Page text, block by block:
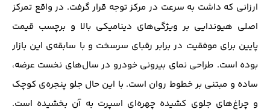
ارزانی که داشت به سرعت در مرکز توجه قرار ‌گرفت. در واقع تمرکز
اصلی هیوندایی بر ویژگی‌های دینامیکی بالا و برچسب قیمت
پایین برای موفقیت در برابر رقبای سرسخت و با سابقه‌ی این بازار
بوده ‌است. طراحی نمای بیرونی خودرو در سال‌های نخست عرضه،
ساده و مبتنی بر خطوط روان ‌است. با این حال جلو پنجره‌ی کوچک
و چراغ‌های جلوی کشیده چهره‌ای اسپرت به آن بخشیده ‌است.